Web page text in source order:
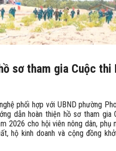
sơ tham gia Cuộc thi
phối hợp với UBND phường
dẫn hoàn thiện hồ sơ tham gia
2026 cho hội viên nông dân, phụ
hộ kinh doanh và cộng đồng